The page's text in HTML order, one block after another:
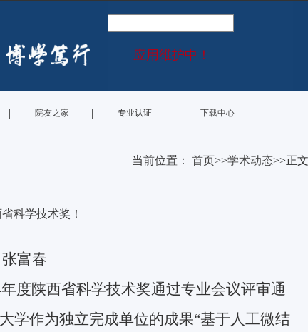
应用维护中！
| 院友之家 | 专业认证 | 下载中心
当前位置： 首页>>学术动态>>正文
科学技术奖！
富春
年度陕西省科学技术奖通过专业会议评审通
学作为独立完成单位的成果“基于人工微结